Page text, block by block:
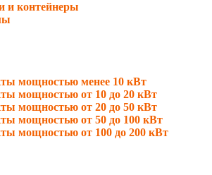
и контейнеры
мощностью менее 10 кВт
мощностью от 10 до 20 кВт
мощностью от 20 до 50 кВт
мощностью от 50 до 100 кВт
мощностью от 100 до 200 кВт